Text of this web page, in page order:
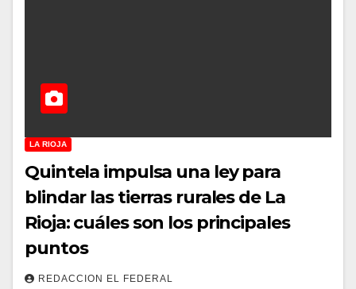
LA RIOJA
Quintela impulsa una ley para
blindar las tierras rurales de La
Rioja: cuáles son los principales
puntos
REDACCION EL FEDERAL